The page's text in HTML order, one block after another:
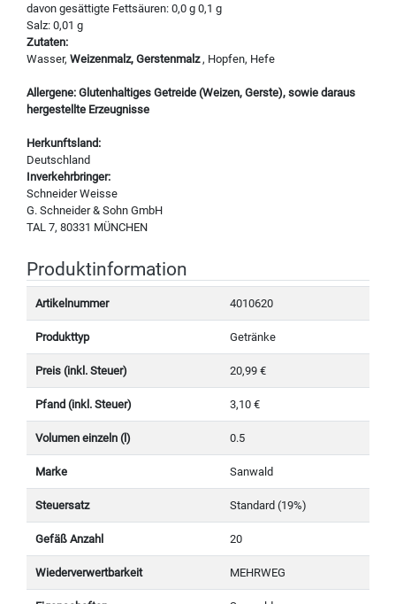
davon gesättigte Fettsäuren: 0,0 g 0,1 g
Salz: 0,01 g
Zutaten:
Wasser, Weizenmalz, Gerstenmalz , Hopfen, Hefe
Allergene: Glutenhaltiges Getreide (Weizen, Gerste), sowie daraus
hergestellte Erzeugnisse
Herkunftsland:
Deutschland
Inverkehrbringer:
Schneider Weisse
G. Schneider & Sohn GmbH
TAL 7, 80331 MÜNCHEN
Produktinformation
Artikelnummer 4010620
Produkttyp Getränke
Preis (inkl. Steuer) 20,99 €
Pfand (inkl. Steuer) 3,10 €
Volumen einzeln (l) 0.5
Marke Sanwald
Steuersatz Standard (19%)
Gefäß Anzahl 20
Wiederverwertbarkeit MEHRWEG